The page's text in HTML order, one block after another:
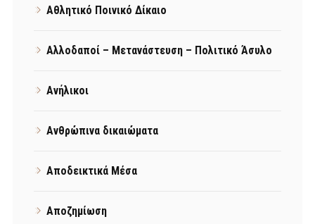
Αθλητικό Ποινικό Δίκαιο
Αλλοδαποί – Μετανάστευση – Πολιτικό Άσυλο
Ανήλικοι
Ανθρώπινα δικαιώματα
Αποδεικτικά Μέσα
Αποζημίωση